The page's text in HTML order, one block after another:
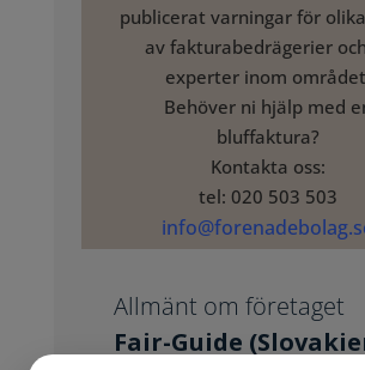
publicerat varningar för
av fakturabedrägerier
experter inom
Behöver ni hjälp med
bluffaktura?
Kontakta oss:
tel: 020 503 503
Allmänt om företaget
Fair-Guide